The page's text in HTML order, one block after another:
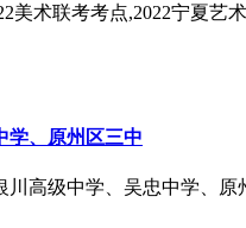
术联考考点,2022宁夏
学、原州区三中
高级中学、吴忠中学、